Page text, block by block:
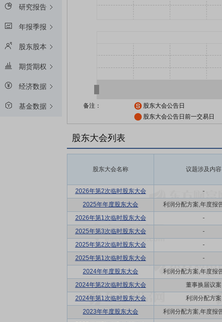
研究报告
年报季报
股东股本
期货期权
经济数据
基金数据 备注：
股东大会公告日
股东大会公告日前一交易日
股东大会列表
股东大会名称 议题涉及内容
2026年第2次临时股东大会
-
2025年年度股东大会
利润分配方案,年度报
2026年第1次临时股东大会
-
2025年第3次临时股东大会
-
2025年第2次临时股东大会
-
2025年第1次临时股东大会
-
2024年年度股东大会
利润分配方案,年度报
2024年第2次临时股东大会
董事换届议案
2024年第1次临时股东大会
利润分配方案
2023年年度股东大会
利润分配方案,年度报